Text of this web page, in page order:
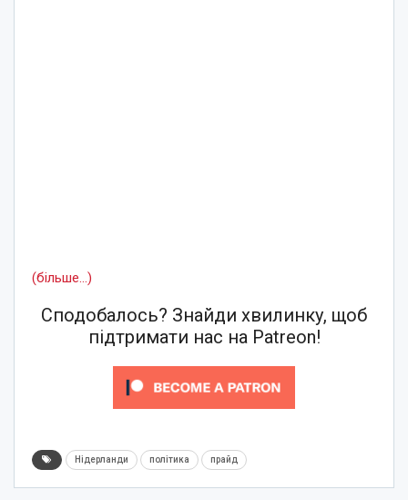
(більше…)
Сподобалось? Знайди хвилинку, щоб
підтримати нас на Patreon!
Нідерланди політика прайд